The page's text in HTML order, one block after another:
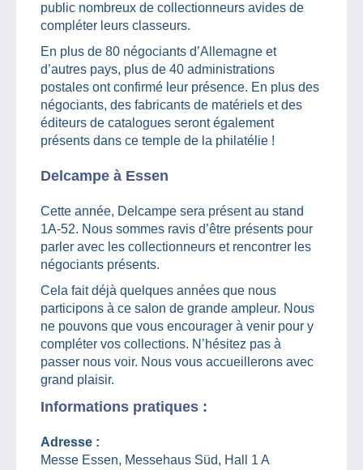
public nombreux de collectionneurs avides de
compléter leurs classeurs.
En plus de 80 négociants d’Allemagne et
d’autres pays, plus de 40 administrations
postales ont confirmé leur présence. En plus des
négociants, des fabricants de matériels et des
éditeurs de catalogues seront également
présents dans ce temple de la philatélie !
Delcampe à Essen
Cette année, Delcampe sera présent au stand
1A-52. Nous sommes ravis d’être présents pour
parler avec les collectionneurs et rencontrer les
négociants présents.
Cela fait déjà quelques années que nous
participons à ce salon de grande ampleur. Nous
ne pouvons que vous encourager à venir pour y
compléter vos collections. N’hésitez pas à
passer nous voir. Nous vous accueillerons avec
grand plaisir.
Informations pratiques :
Adresse :
Messe Essen, Messehaus Süd, Hall 1 A